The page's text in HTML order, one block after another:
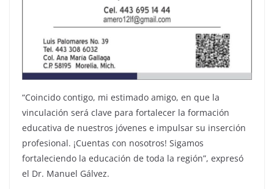
“Coincido contigo, mi estimado amigo, en que la
vinculación será clave para fortalecer la formación
educativa de nuestros jóvenes e impulsar su inserción
profesional. ¡Cuentas con nosotros! Sigamos
fortaleciendo la educación de toda la región”, expresó
el Dr. Manuel Gálvez.